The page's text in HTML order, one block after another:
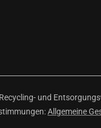
und
Allgemeine